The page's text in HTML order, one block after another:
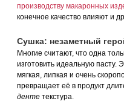
производству макаронных
конечное качество влияют и
Сушка: незаметный
Многие считают, что одна
изготовить идеальную пасту.
мягкая, липкая и очень
превращает её в продукт
дентетекстура.